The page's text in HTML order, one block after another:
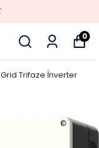
0
Trifaze İnverter